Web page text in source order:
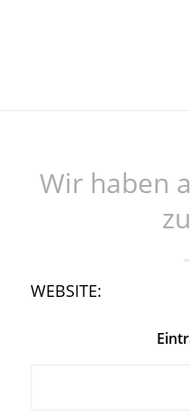
Wir haben
WEBSITE: